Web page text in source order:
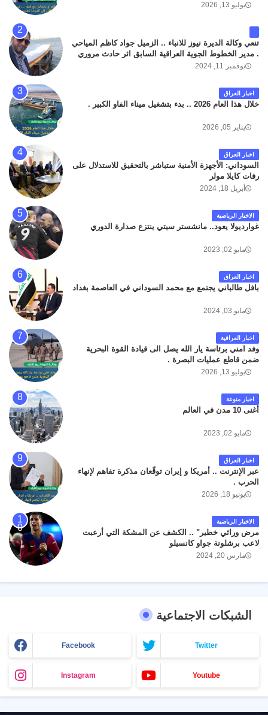
يوليو 13, 2026
تنعي وكالة الديرة نيوز للانباء .. الزميل جواد كاظم المياحي
. مدير الخطوط الجوية العراقية السابق اثر حادث مروري
داخل مطار البصرة الدولي اليوم الاثنين على الطريق
كان سبب الحادث يعود لتصادم عجلته مع عجلة نوع كيا بنكو
تابعة لشركة الهلال الماسكة لإعمار مطار البصرة الدولي .
سائلين الله عز وجل ان يتغمد الفقيد بواسع رحمته ، و انا
نوفمبر 11, 2024
اخبار العراق
خلال هذا العام 2026 .. بدء بتشغيل ميناء الفاو الكبير .
يناير 05, 2026
اخبار العراق
السوداني: الأجهزة الأمنية ستباشر بالتحقيق للاستدلال على
رفات كايلا مولر
أبريل 18, 2024
الاخبار الرياضية
غوارديولا يعود.. مانشستر سيتي ينتزع صدارة الدوري
مايو 02, 2023
اخبار العراق
بافل طالباني يجتمع مع محمد السوداني في العاصمة بغداد
مايو 03, 2024
اخبار العراقية
وفد امني برئاسة يار الله يصل الى قيادة القوة البحرية
ضمن قاطع عمليات البصرة .
يوليو 13, 2026
اخبار منوعة
أغنى 10 مدن في العالم
مايو 02, 2023
اخبار العراق
عبر الإنترنت .. أمريكا و إيران توقّعان مذكرة تفاهم لإنهاء
الحرب .
يونيو 18, 2026
الاخبار الرياضية
مرض وراثي خطير" .. الكشف عن المشكة التي أرعبت
لاعب برشلونة جواو كانسيلو
مارس 20, 2024
الشبكات الاجتماعية
Facebook Twitter
Instagram Youtube